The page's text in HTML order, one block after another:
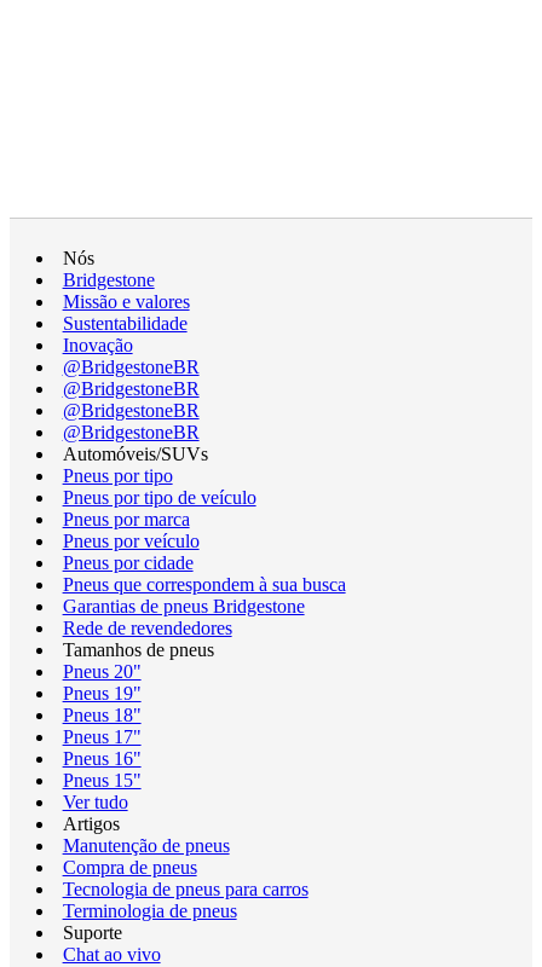
Nós
Bridgestone
Missão e valores
Sustentabilidade
Inovação
@BridgestoneBR
@BridgestoneBR
@BridgestoneBR
@BridgestoneBR
Automóveis/SUVs
Pneus por tipo
Pneus por tipo de veículo
Pneus por marca
Pneus por veículo
Pneus por cidade
Pneus que correspondem à sua busca
Garantias de pneus Bridgestone
Rede de revendedores
Tamanhos de pneus
Pneus 20"
Pneus 19"
Pneus 18"
Pneus 17"
Pneus 16"
Pneus 15"
Ver tudo
Artigos
Manutenção de pneus
Compra de pneus
Tecnologia de pneus para carros
Terminologia de pneus
Suporte
Chat ao vivo